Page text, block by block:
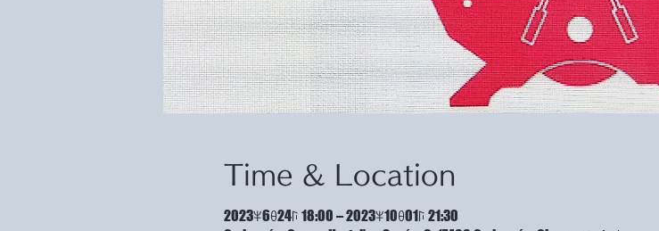
Time & Location
2023ꈎ6ꆪ24ꑍ 18:00 – 2023ꈎ10ꆪ01ꑍ 21:30